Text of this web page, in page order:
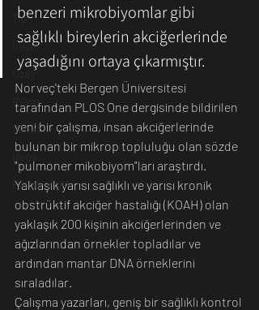
Tıp
İnsan
Uzay
Resim
Sanat
Fotoğrafçılık
benzeri mikrobiyomlar gibi
sağlıklı bireylerin akciğerlerinde
yaşadığını ortaya çıkarmıştır.
Norveç'teki Bergen Üniversitesi
tarafından PLOS One dergisinde bildirilen
yeni bir çalışma, insan akciğerlerinde
bulunan bir mikrop topluluğu olan sözde
"pulmoner mikobiyom"ları araştırdı.
Yaklaşık yarısı sağlıklı ve yarısı kronik
obstrüktif akciğer hastalığı (KOAH) olan
yaklaşık 200 kişinin akciğerlerinden ve
ağızlarından örnekler topladılar ve
ardından mantar DNA örneklerini
sıraladılar.
Çalışma yazarları, geniş bir sağlıklı kontrol